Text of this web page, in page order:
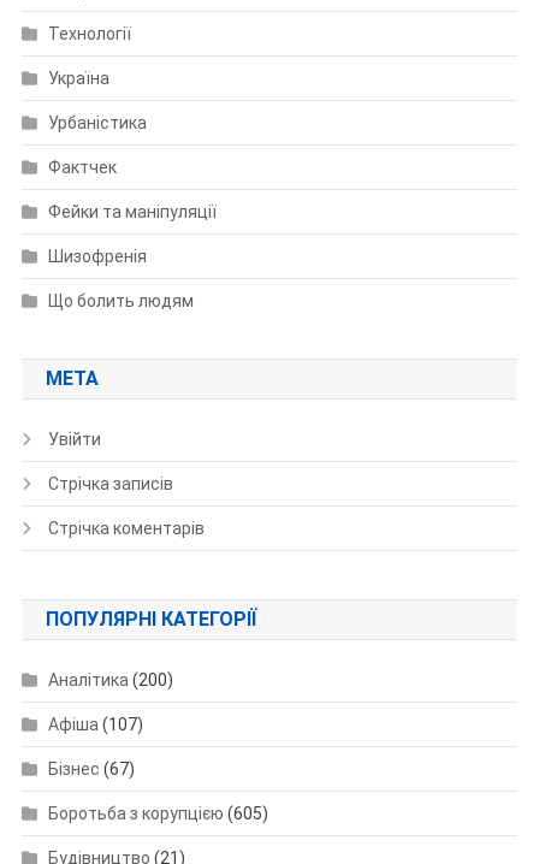
Технології
Україна
Урбаністика
Фактчек
Фейки та маніпуляції
Шизофренія
Що болить людям
МЕТА
Увійти
Стрічка записів
Стрічка коментарів
ПОПУЛЯРНІ КАТЕГОРІЇ
Аналітика (200)
Афіша (107)
Бізнес (67)
Боротьба з корупцією (605)
Будівництво (21)